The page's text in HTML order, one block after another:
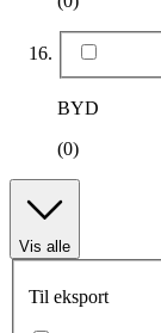
BYD
(0)
Vis alle
Til eksport